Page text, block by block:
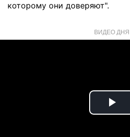
которому они доверяют".
ВИДЕО ДНЯ